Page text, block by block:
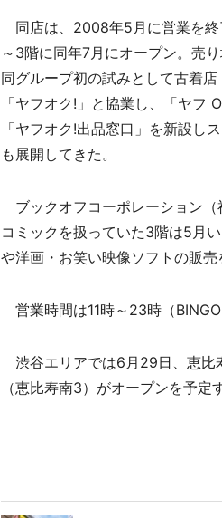
同店は、2008年5月に営業を終
～3階に同年7月にオープン。売
同グループ初の試みとして古着
「ヤフオク!」と協業し、「ヤフ
「ヤフオク!出品窓口」を新設し
も展開してきた。
ブックオフコーポレーション（
コミックを扱っていた3階は5月
や洋画・お笑い映像ソフトの販売
営業時間は11時～23時（BINGO
渋谷エリアでは6月29日、恵比
（恵比寿南3）がオープンを予定